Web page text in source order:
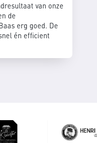
van onze
de
erg goed. De
én efficient